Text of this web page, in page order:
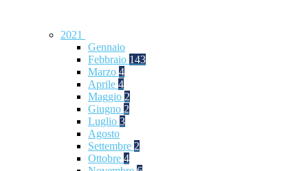
2021
Gennaio
Febbraio 143
Marzo 4
Aprile 4
Maggio 2
Giugno 2
Luglio 3
Agosto
Settembre 2
Ottobre 4